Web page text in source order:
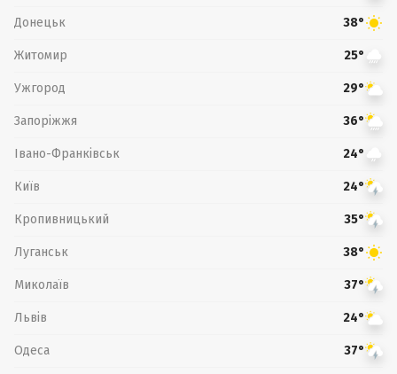
Донецьк 38°
Житомир 25°
Ужгород 29°
Запоріжжя 36°
Івано-Франківськ 24°
Київ 24°
Кропивницький 35°
Луганськ 38°
Миколаїв 37°
Львів 24°
Одеса 37°